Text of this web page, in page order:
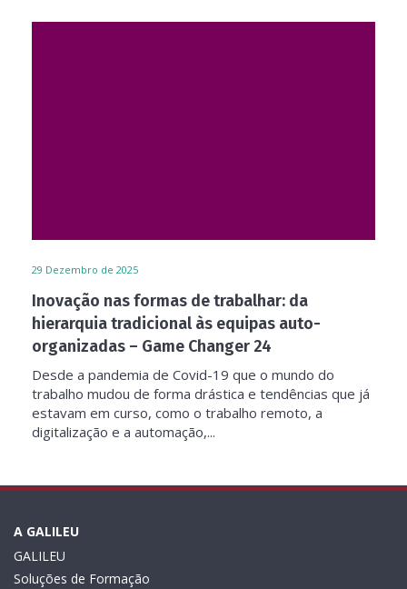
29 Dezembro de 2025
Inovação nas formas de trabalhar: da
hierarquia tradicional às equipas auto-
organizadas – Game Changer 24
Desde a pandemia de Covid-19 que o mundo do
trabalho mudou de forma drástica e tendências que já
estavam em curso, como o trabalho remoto, a
digitalização e a automação,...
A GALILEU
GALILEU
Soluções de Formação